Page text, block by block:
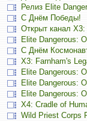
Релиз Elite
С Днём Победы!
Открыт канал
Elite Dangerous:
С Днём
X3: Farnham's
Elite Dangerous:
Elite Dangerous:
Elite Dangerous:
X4: Cradle of
Wild Priest Corps